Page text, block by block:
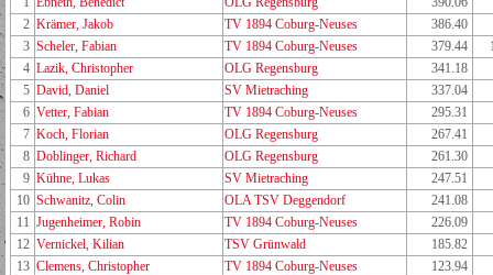
2 Krämer, Jakob TV 1894 Coburg-Neuses
386.40
3 Scheler, Fabian TV 1894 Coburg-Neuses 379.44
4 Lazik, Christopher OLG Regensburg
341.18
5 David, Daniel SV Mietraching
337.04
6 Vetter, Fabian TV 1894 Coburg-Neuses
295.31
7 Koch, Florian OLG Regensburg
267.41
8 Doblinger, Richard OLG Regensburg
261.30
9 Kühne, Lukas SV Mietraching
247.51
10 Schwanitz, Colin OLA TSV Deggendorf
241.08
11 Jugenheimer, Robin TV 1894 Coburg-Neuses
226.09
12 Vernickel, Kilian TSV Grünwald
185.82
13 Clemens, Christopher TV 1894 Coburg-Neuses
123.94